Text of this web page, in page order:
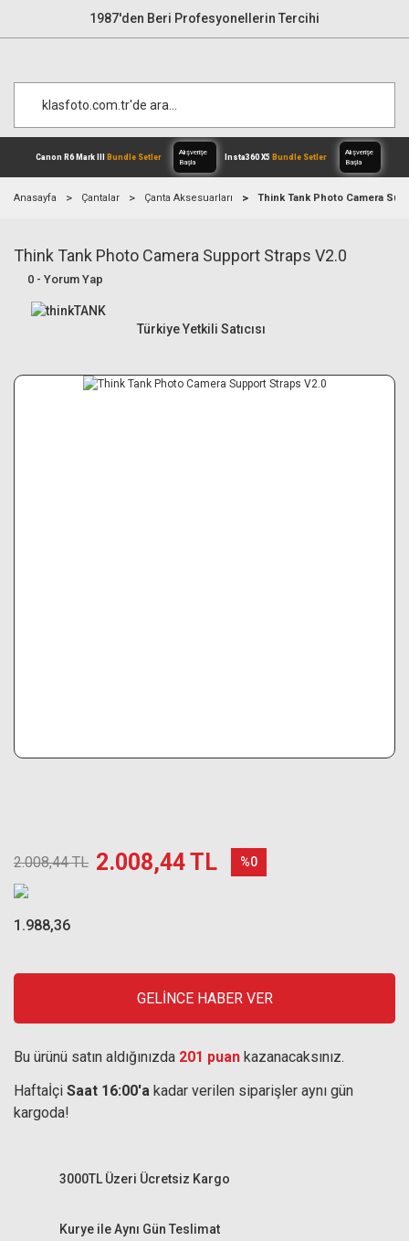
1987'den Beri Profesyonellerin Tercihi
Canon R6 Mark IIIBundle Setler
Alışverişe
Anasayfa Çantalar Çanta Aksesuarları Think Tank Photo Camera
Think Tank Photo Camera Support Straps V2.0
0 - Yorum Yap
Türkiye Yetkili Satıcısı
2.008,44 TL 2.008,44 TL %0
1.988,36
GELİNCE HABER VER
Bu ürünü satın aldığınızda 201 puan kazanacaksınız.
Haftaİçi Saat 16:00'a kadar verilen siparişler aynı gün
kargoda!
Kurye ile Aynı Gün Teslimat
3000TL Üzeri Ücretsiz Kargo